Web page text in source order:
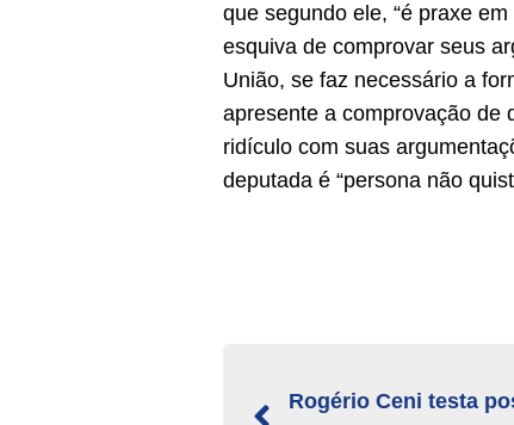
que segundo ele, “é praxe
esquiva de comprovar seus
União, se faz necessário a
apresente a comprovação de
ridículo com suas
deputada é “persona não
Rogério Ceni testa